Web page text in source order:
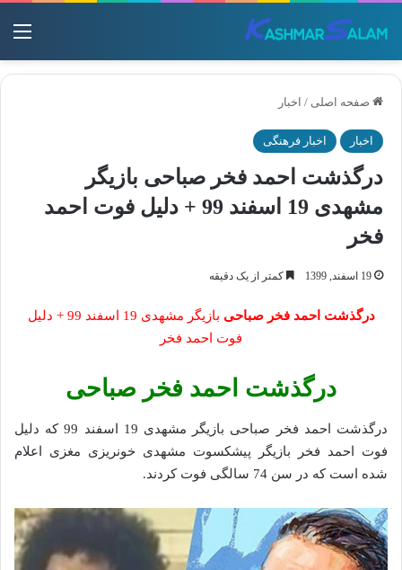
صفحه اصلی / اخبار
اخبار اخبار فرهنگی
درگذشت احمد فخر صباحی بازیگر
مشهدی 19 اسفند 99 + دلیل فوت احمد
فخر
19 اسفند, 1399 کمتر از یک دقیقه
درگذشت احمد فخر صباحی
بازیگر مشهدی 19 اسفند 99 + دلیل
فوت احمد فخر
درگذشت احمد فخر صباحی
درگذشت احمد فخر صباحی بازیگر مشهدی 19 اسفند 99 که دلیل
فوت احمد فخر بازیگر پیشکسوت مشهدی خونریزی مغزی اعلام
شده است که در سن 74 سالگی فوت کردند.